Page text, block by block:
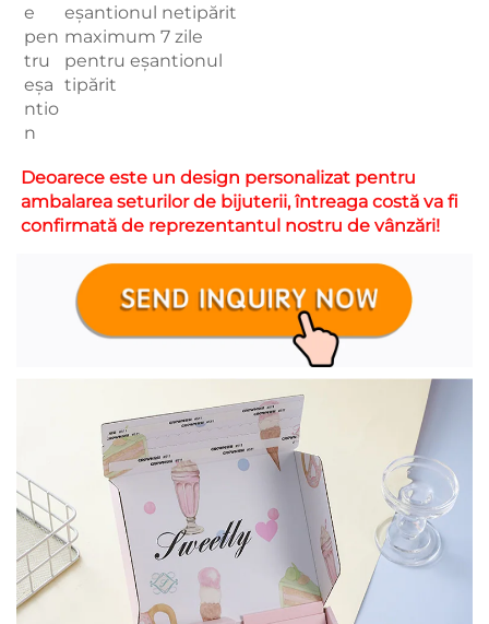
e
pen
tru
eșa
ntio
n
eșantionul netipărit,
maximum 7 zile
pentru eșantionul
tipărit
Deoarece este un design personalizat pentru
ambalarea seturilor de bijuterii, întreaga costă va fi
confirmată de reprezentantul nostru de vânzări!